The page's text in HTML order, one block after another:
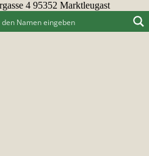
4 95352 Marktleugast